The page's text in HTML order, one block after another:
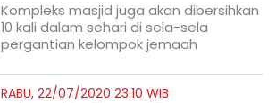
Kompleks masjid juga akan dibersihkan
10 kali dalam sehari di sela-sela
pergantian kelompok jemaah
RABU, 22/07/2020 23:10 WIB